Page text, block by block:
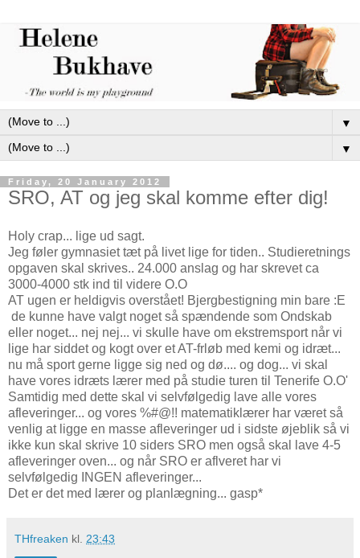
▼
▼
Friday, 20 January 2012
SRO, AT og jeg skal komme efter dig!
Holy crap... lige ud sagt.
Jeg føler gymnasiet tæt på livet lige for tiden.. Studieretnings
opgaven skal skrives.. 24.000 anslag og har skrevet ca
3000-4000 stk ind til videre O.O
AT ugen er heldigvis overstået! Bjergbestigning min bare :E
de kunne have valgt noget så spændende som Ondskab
eller noget... nej nej... vi skulle have om ekstremsport når vi
lige har siddet og kogt over et AT-frløb med kemi og idræt...
nu må sport gerne ligge sig ned og dø.... og dog... vi skal
have vores idræts lærer med på studie turen til Tenerife O.O'
Samtidig med dette skal vi selvfølgedig lave alle vores
afleveringer... og vores %#@!! matematiklærer har været så
venlig at ligge en masse afleveringer ud i sidste øjeblik så vi
ikke kun skal skrive 10 siders SRO men også skal lave 4-5
afleveringer oven... og når SRO er aflveret har vi
selvfølgedig INGEN afleveringer...
Det er det med lærer og planlægning... gasp*
THfreaken kl. 23:43